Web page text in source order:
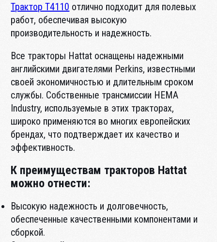
Трактор T4110 отлично подходит для полевых
работ, обеспечивая высокую
производительность и надежность.
Все тракторы Hattat оснащены надежными
английскими двигателями Perkins, известными
своей экономичностью и длительным сроком
службы. Собственные трансмиссии HEMA
Industry, используемые в этих тракторах,
широко применяются во многих европейских
брендах, что подтверждает их качество и
эффективность.
К преимуществам тракторов Hattat
можно отнести:
Высокую надежность и долговечность,
обеспеченные качественными компонентами и
сборкой.